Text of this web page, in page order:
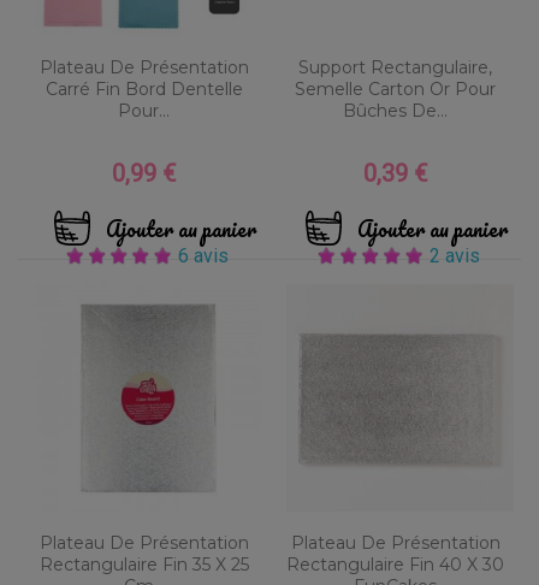
Plateau De Présentation
Carré Fin Bord Dentelle
Pour...
Prix
0,99 €
Ajouter au panier
6 avis
Support Rectangulaire,
Semelle Carton Or Pour
Bûches De...
Prix
0,39 €
Ajouter au panier
2 avis
Plateau De Présentation
Rectangulaire Fin 35 X 25
Plateau De Présentation
Rectangulaire Fin 40 X 30